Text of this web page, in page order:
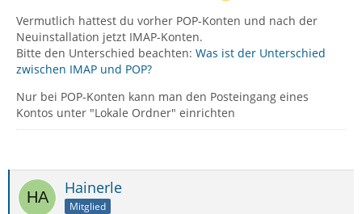
Vermutlich hattest du vorher POP-Konten und nach der
Neuinstallation jetzt IMAP-Konten.
Bitte den Unterschied beachten: Was ist der Unterschied
zwischen IMAP und POP?
Nur bei POP-Konten kann man den Posteingang eines
Kontos unter "Lokale Ordner" einrichten
Hainerle
Mitglied